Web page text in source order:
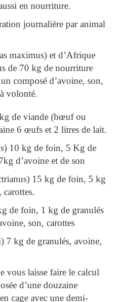
en nourriture.
journalière par animal
maximus) et d’Afrique
de 70 kg de nourriture
composé d’avoine, son,
volonté.
de viande (bœuf ou
6 œufs et 2 litres de lait.
10 kg de foin, 5 Kg de
d’avoine et de son
15 kg de foin, 5 kg
de foin, 1 kg de granulés
son, carottes
7 kg de granulés, avoine,
vous laisse faire le calcul
d’une douzaine
cage avec une demi-